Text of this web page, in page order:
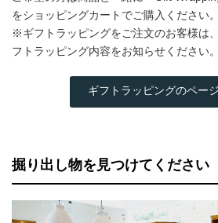
をショッピングカートでご購入ください。
※ギフトラッピングをご注文のお客様は
フトラッピング内容をお知らせください。
ギフトラッピングのペー
掘り出し物を見つけてください